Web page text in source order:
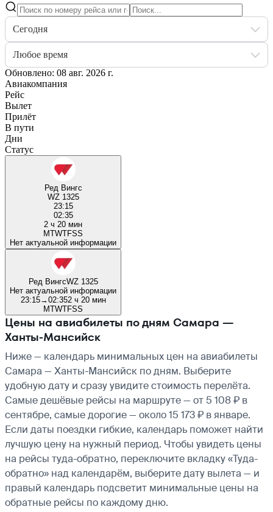
Сегодня
Любое время
Обновлено: 08 авг. 2026 г.
Авиакомпания
Рейс
Вылет
Прилёт
В пути
Дни
Статус
Ред Вингс
WZ 1325
23:15
02:35
2 ч 20 мин
MTWTFSS
Нет актуальной информации
Ред ВингсWZ 1325
Нет актуальной информации
23:15→02:352 ч 20 мин
MTWTFSS
Цены на авиабилеты по дням Самара —
Ханты-Мансийск
Ниже — календарь минимальных цен на авиабилеты
Самара — Ханты-Мансийск по дням. Выберите
удобную дату и сразу увидите стоимость перелёта.
Самые дешёвые рейсы на маршруте — от 5 108 ₽ в
сентябре, самые дорогие — около 15 173 ₽ в январе.
Если даты поездки гибкие, календарь поможет найти
лучшую цену на нужный период. Чтобы увидеть цены
на рейсы туда-обратно, переключите вкладку «Туда-
обратно» над календарём, выберите дату вылета — и
правый календарь подсветит минимальные цены на
обратные рейсы по каждому дню.